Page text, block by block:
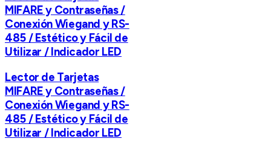
MIFARE y Contraseñas /
Conexión Wiegand y RS-
485 / Estético y Fácil de
Utilizar / Indicador LED
Lector de Tarjetas
MIFARE y Contraseñas /
Conexión Wiegand y RS-
485 / Estético y Fácil de
Utilizar / Indicador LED